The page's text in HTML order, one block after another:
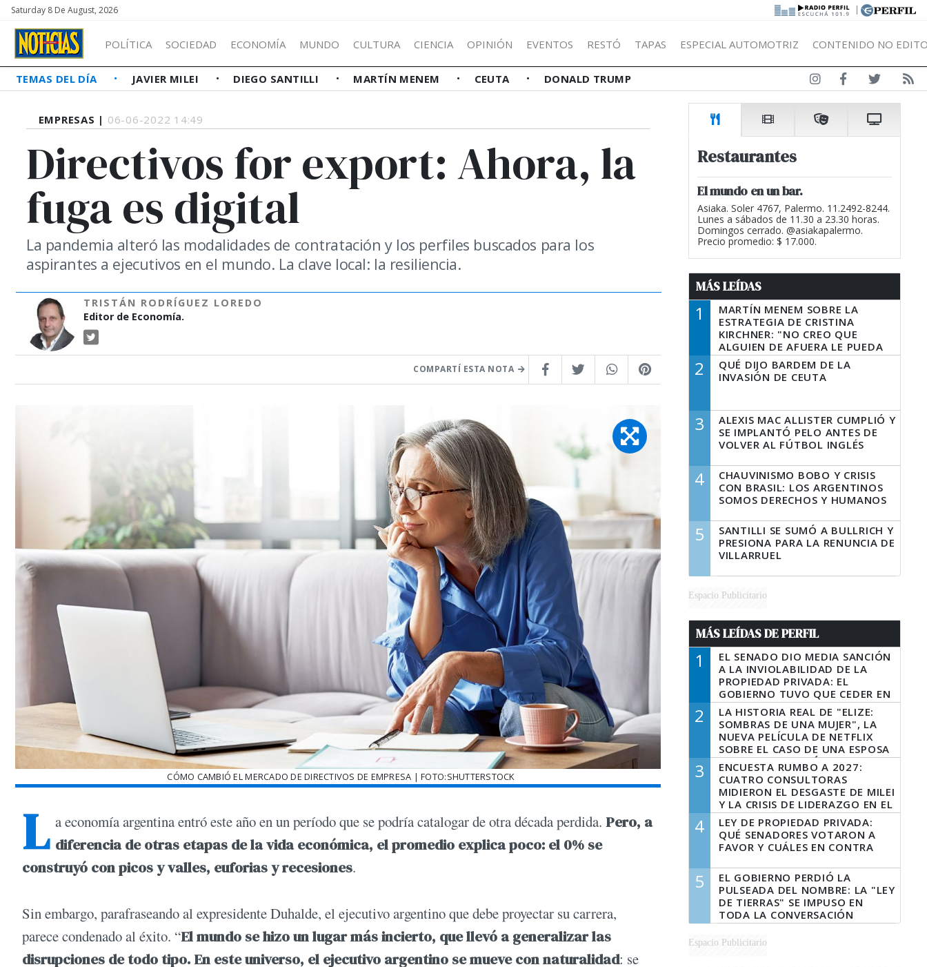
Saturday 8 De August, 2026 |
POLÍTICA SOCIEDAD ECONOMÍA MUNDO CULTURA CIENCIA OPINIÓN EVENTOS RESTÓ TAPAS ESPECIAL AUTOMOTRIZ CONTENIDO NO
TEMAS DEL DÍA JAVIER MILEI DIEGO SANTILLI MARTÍN MENEM CEUTA DONALD TRUMP
EMPRESAS | 06-06-2022 14:49
Directivos for export: Ahora, la
fuga es digital
La pandemia alteró las modalidades de contratación y los perfiles buscados para los
aspirantes a ejecutivos en el mundo. La clave local: la resiliencia.
TRISTÁN RODRÍGUEZ LOREDO
Editor de Economía.
COMPARTÍ ESTA NOTA
CÓMO CAMBIÓ EL MERCADO DE DIRECTIVOS DE EMPRESA | FOTO:SHUTTERSTOCK
L a economía argentina entró este año en un período que se podría catalogar de otra década perdida. Pero, a
diferencia de otras etapas de la vida económica, el promedio explica poco: el 0% se
construyó con picos y valles, euforias y recesiones.
Sin embargo, parafraseando al expresidente Duhalde, el ejecutivo argentino que debe proyectar su carrera,
parece condenado al éxito. “El mundo se hizo un lugar más incierto, que llevó a generalizar las
disrupciones de todo tipo. En este universo, el ejecutivo argentino se mueve con naturalidad: se
Restaurantes
El mundo en un bar.
Asiaka. Soler 4767, Palermo. 11.2492-8244.
Lunes a sábados de 11.30 a 23.30 horas.
Domingos cerrado. @asiakapalermo.
Precio promedio: $ 17.000.
MÁS LEÍDAS
1
MARTÍN MENEM SOBRE LA
ESTRATEGIA DE CRISTINA
KIRCHNER: "NO CREO QUE
ALGUIEN DE AFUERA LE PUEDA
DECIR A LA JUSTICIA LO QUE
TIENE QUE HACER"
2
QUÉ DIJO BARDEM DE LA
INVASIÓN DE CEUTA
3
ALEXIS MAC ALLISTER CUMPLIÓ Y
SE IMPLANTÓ PELO ANTES DE
VOLVER AL FÚTBOL INGLÉS
4
CHAUVINISMO BOBO Y CRISIS
CON BRASIL: LOS ARGENTINOS
SOMOS DERECHOS Y HUMANOS
5
SANTILLI SE SUMÓ A BULLRICH Y
PRESIONA PARA LA RENUNCIA DE
VILLARRUEL
Espacio Publicitario
MÁS LEÍDAS DE PERFIL
1
EL SENADO DIO MEDIA SANCIÓN
A LA INVIOLABILIDAD DE LA
PROPIEDAD PRIVADA: EL
GOBIERNO TUVO QUE CEDER EN
LA LEY DEL MANEJO DEL FUEGO
2
LA HISTORIA REAL DE "ELIZE:
SOMBRAS DE UNA MUJER", LA
NUEVA PELÍCULA DE NETFLIX
SOBRE EL CASO DE UNA ESPOSA
QUE DESCUARTIZÓ A SU
MARIDO
3
ENCUESTA RUMBO A 2027:
CUATRO CONSULTORAS
MIDIERON EL DESGASTE DE MILEI
Y LA CRISIS DE LIDERAZGO EN EL
PERONISMO
4
LEY DE PROPIEDAD PRIVADA:
QUÉ SENADORES VOTARON A
FAVOR Y CUÁLES EN CONTRA
5
EL GOBIERNO PERDIÓ LA
PULSEADA DEL NOMBRE: LA "LEY
DE TIERRAS" SE IMPUSO EN
TODA LA CONVERSACIÓN
DIGITAL
Espacio Publicitario